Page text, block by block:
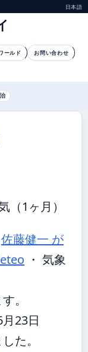
日本語
ールド お問い合わせ
（1ヶ月）
佐藤健一 が
・ 気象
。
23日
た。